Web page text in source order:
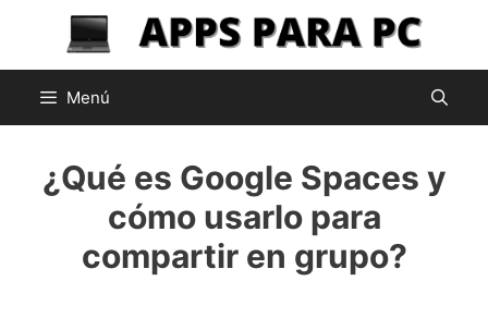
contenido
Menú
¿Qué es Google Spaces y
cómo usarlo para
compartir en grupo?